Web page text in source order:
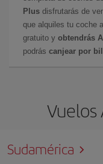
Plus disfrutarás de
que alquiles tu coche
gratuito y obtendrás
podrás canjear por
Vuelos
Sudamérica